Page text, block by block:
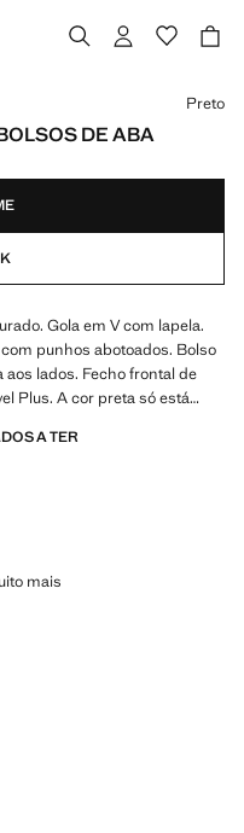
DE ABA
Preto
Gola em V com lapela.
punhos abotoados. Bolso
lados. Fecho frontal de
Plus. A cor preta só está
A TER
mais